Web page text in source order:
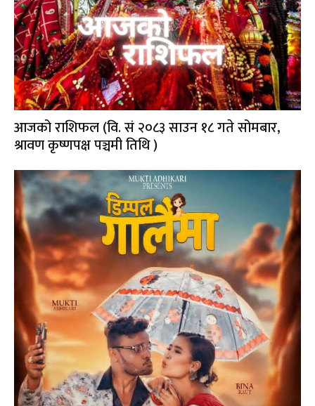
आजको राशिफल (वि. सं २०८३ साउन १८ गते सोमबार,
श्रावण कृष्णपक्ष पञ्चमी तिथि )